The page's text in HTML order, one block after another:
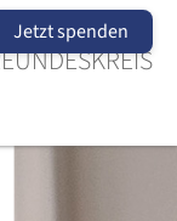
Jetzt spenden